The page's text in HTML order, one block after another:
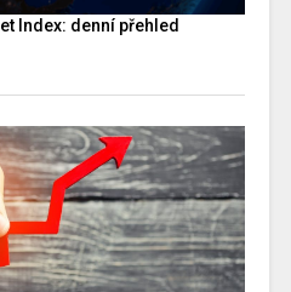
Index: denní přehled